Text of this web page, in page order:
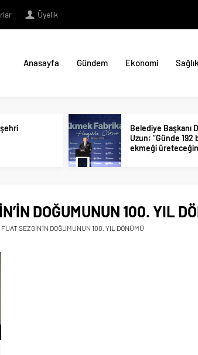
Üyelik
Anasayfa Gündem Ekonomi Sağlık
Belediye Başkanı
Uzun: “Günde 192
ekmeği
DOĞUMUNUN 100. YIL
FUAT SEZGİN’İN DOĞUMUNUN 100. YIL DÖNÜMÜ